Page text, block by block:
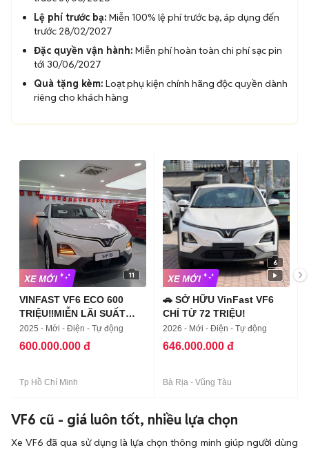
Lệ phí trước bạ: Miễn 100% lệ phí trước bạ, áp dụng đến
trước 28/02/2027
Đặc quyền vận hành: Miễn phí hoàn toàn chi phí sạc pin
tới 30/06/2027
Quà tặng kèm: Loạt phụ kiện chính hãng độc quyền dành
riêng cho khách hàng
11
VINFAST VF6 ECO 600
TRIỆU‼️MIỄN LÃI SUẤT
NĂM ĐẦU
2025 - Mới - Điện - Tự động
600.000.000 đ
Tp Hồ Chí Minh
6
🚗 SỞ HỮU VinFast VF6
CHỈ TỪ 72 TRIỆU!
2026 - Mới - Điện - Tự động
646.000.000 đ
Bà Rịa - Vũng Tàu
VF6 cũ - giá luôn tốt, nhiều lựa chọn
Xe VF6 đã qua sử dụng là lựa chọn thông minh giúp người dùng